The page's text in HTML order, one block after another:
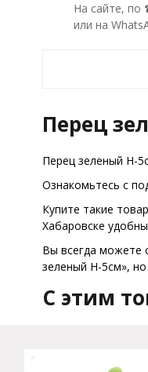
На сайте, по
или на
Перец
Перец зеленый H-
Ознакомьтесь с
Купите такие
Хабаровске
Вы всегда можете
зеленый H-5см»,
C этим